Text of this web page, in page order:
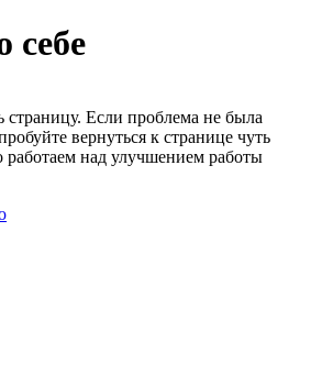
себе
страницу. Если проблема не была
вернуться к странице чуть
над улучшением работы